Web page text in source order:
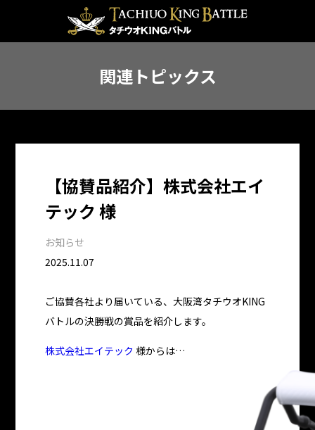
関連トピックス
【協賛品紹介】株式会社エイ
テック 様
お知らせ
2025.11.07
ご協賛各社より届いている、大阪湾タチウオKING
バトルの決勝戦の賞品を紹介します。
株式会社エイテック 様からは…